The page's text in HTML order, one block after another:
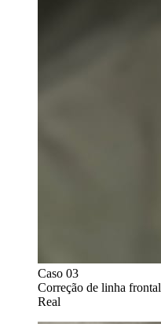
Caso 03
Correção de linha frontal
Real